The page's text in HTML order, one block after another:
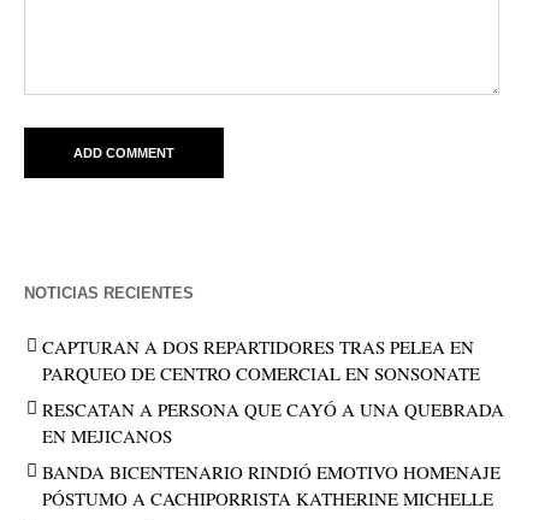
NOTICIAS RECIENTES
CAPTURAN A DOS REPARTIDORES TRAS PELEA EN
PARQUEO DE CENTRO COMERCIAL EN SONSONATE
RESCATAN A PERSONA QUE CAYÓ A UNA QUEBRADA
EN MEJICANOS
BANDA BICENTENARIO RINDIÓ EMOTIVO HOMENAJE
PÓSTUMO A CACHIPORRISTA KATHERINE MICHELLE